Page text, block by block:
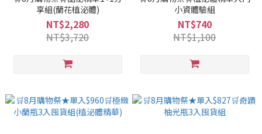
享組(蘭花植泌體)
NT$2,280
NT$3,720
小資體驗組
NT$740
NT$1,100